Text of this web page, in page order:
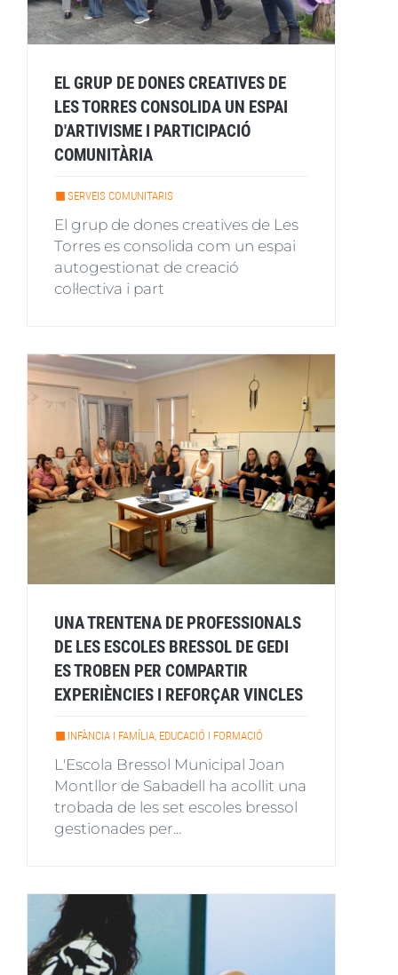
EL GRUP DE DONES CREATIVES DE
LES TORRES CONSOLIDA UN ESPAI
D'ARTIVISME I PARTICIPACIÓ
COMUNITÀRIA
SERVEIS COMUNITARIS
El grup de dones creatives de Les
Torres es consolida com un espai
autogestionat de creació
col·lectiva i part
UNA TRENTENA DE PROFESSIONALS
DE LES ESCOLES BRESSOL DE GEDI
ES TROBEN PER COMPARTIR
EXPERIÈNCIES I REFORÇAR VINCLES
INFÀNCIA I FAMÍLIA, EDUCACIÓ I FORMACIÓ
L'Escola Bressol Municipal Joan
Montllor de Sabadell ha acollit una
trobada de les set escoles bressol
gestionades per...